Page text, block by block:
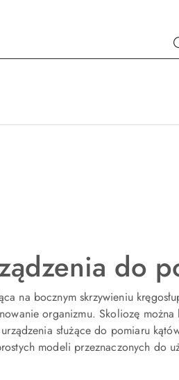
do
na bocznym skrzywieniu
organizmu. Skoliozę
służące do pomiaru
modeli przeznaczonych do